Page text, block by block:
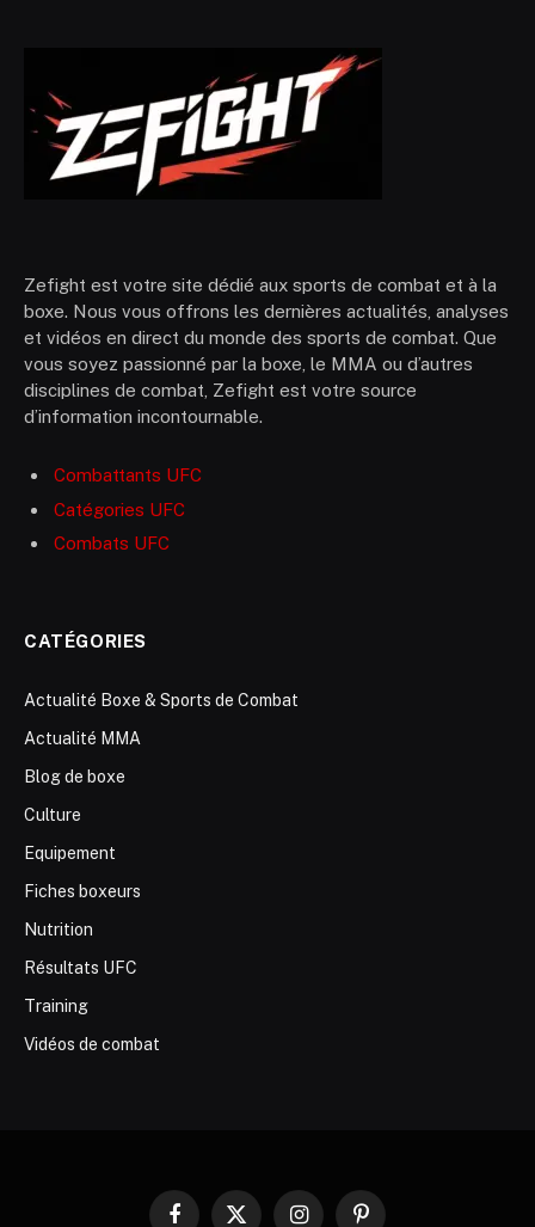
Zefight est votre site dédié aux sports de combat et à la
boxe. Nous vous offrons les dernières actualités, analyses
et vidéos en direct du monde des sports de combat. Que
vous soyez passionné par la boxe, le MMA ou d’autres
disciplines de combat, Zefight est votre source
d’information incontournable.
Combattants UFC
Catégories UFC
Combats UFC
CATÉGORIES
Actualité Boxe & Sports de Combat
Actualité MMA
Blog de boxe
Culture
Equipement
Fiches boxeurs
Nutrition
Résultats UFC
Training
Vidéos de combat